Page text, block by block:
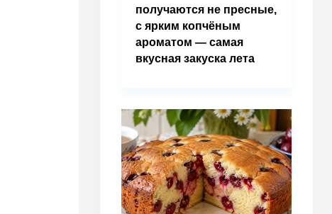
получаются не пресные,
с ярким копчёным
ароматом — самая
вкусная закуска лета